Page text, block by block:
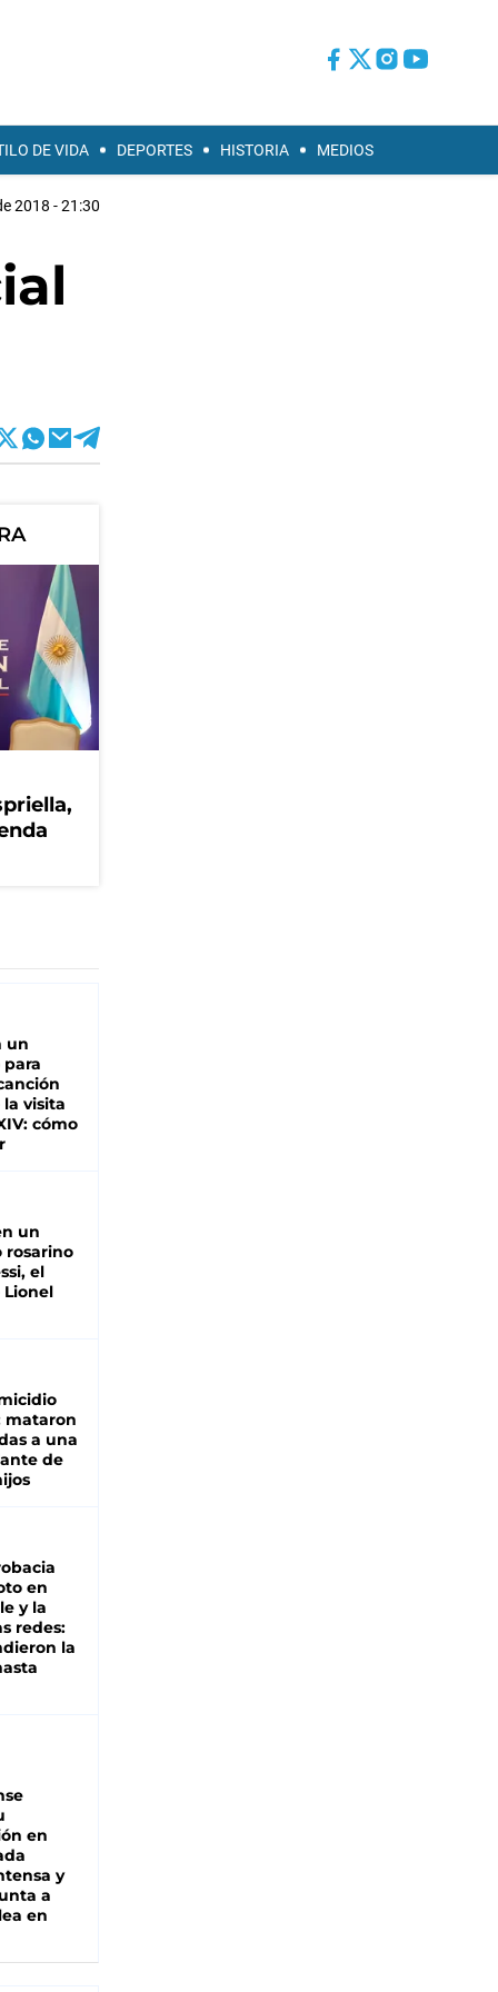
DE VIDA DEPORTES HISTORIA MEDIOS
2018 - 21:30
un
para
visita
cómo
un
rosarino
el
Lionel
mataron
a una
de
en
y la
redes:
la
en
y
a
en